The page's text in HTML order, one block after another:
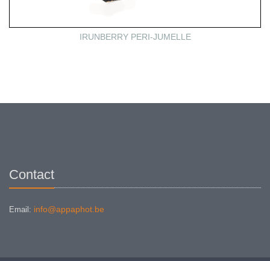
IRUNBERRY PERI-JUMELLE
Contact
Email: info@appaphot.be